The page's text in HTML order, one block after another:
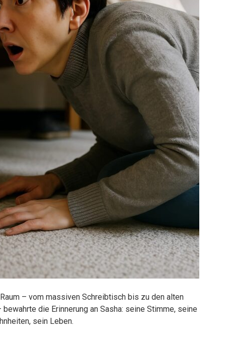
– vom massiven Schreibtisch bis zu den alten
die Erinnerung an Sasha: seine Stimme, seine
sein Leben.